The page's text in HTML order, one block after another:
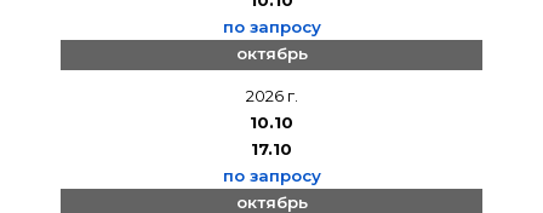
по запросу
октябрь
2026 г.
10.10
17.10
по запросу
октябрь